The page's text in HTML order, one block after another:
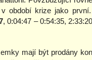
období krize jako
, 0:04:47 – 0:54:35,
mají být prodány